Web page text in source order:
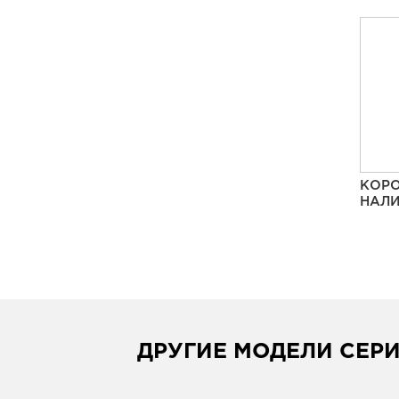
ДРУГИЕ МОДЕЛИ